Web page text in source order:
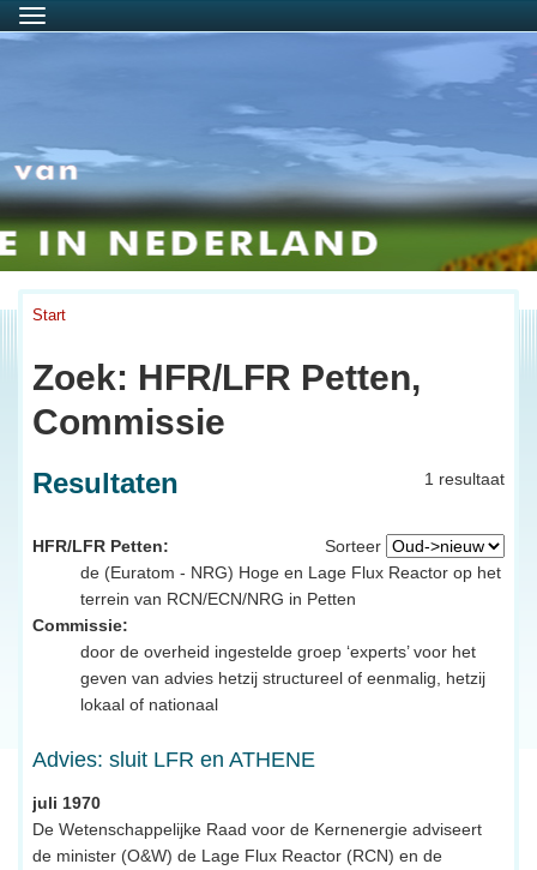
Menu
Start
Zoek: HFR/LFR Petten,
Commissie
1 resultaat
Resultaten
Sorteer
HFR/LFR Petten:
de (Euratom - NRG) Hoge en Lage Flux Reactor op het
terrein van RCN/ECN/NRG in Petten
Commissie:
door de overheid ingestelde groep ‘experts’ voor het
geven van advies hetzij structureel of eenmalig, hetzij
lokaal of nationaal
Advies: sluit LFR en ATHENE
juli 1970
De Wetenschappelijke Raad voor de Kernenergie adviseert
de minister (O&W) de Lage Flux Reactor (RCN) en de